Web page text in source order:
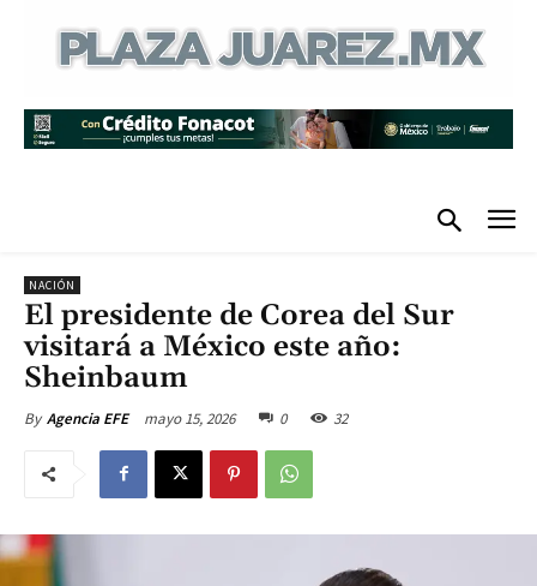
NACIÓN
El presidente de Corea del Sur
visitará a México este año:
Sheinbaum
By Agencia EFE mayo 15, 2026 0 32